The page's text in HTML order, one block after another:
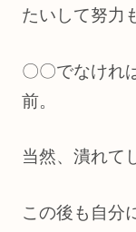
たいして努力
〇〇でなけれ
前。
当然、潰れて
この後も自分